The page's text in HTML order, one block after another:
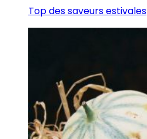
Top des saveurs estivales